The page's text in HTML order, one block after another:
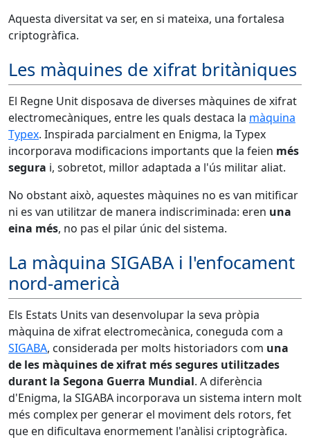
Aquesta diversitat va ser, en si mateixa, una fortalesa
criptogràfica.
Les màquines de xifrat britàniques
El Regne Unit disposava de diverses màquines de xifrat
electromecàniques, entre les quals destaca la màquina
Typex. Inspirada parcialment en Enigma, la Typex
incorporava modificacions importants que la feien més
segura i, sobretot, millor adaptada a l'ús militar aliat.
No obstant això, aquestes màquines no es van mitificar
ni es van utilitzar de manera indiscriminada: eren una
eina més, no pas el pilar únic del sistema.
La màquina SIGABA i l'enfocament
nord-americà
Els Estats Units van desenvolupar la seva pròpia
màquina de xifrat electromecànica, coneguda com a
SIGABA, considerada per molts historiadors com una
de les màquines de xifrat més segures utilitzades
durant la Segona Guerra Mundial. A diferència
d'Enigma, la SIGABA incorporava un sistema intern molt
més complex per generar el moviment dels rotors, fet
que en dificultava enormement l'anàlisi criptogràfica.